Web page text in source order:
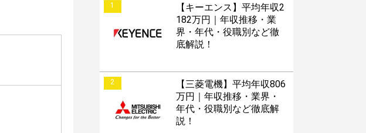
1
【キーエンス】平均年収2
182万円｜年収推移・業
界・年代・役職別など徹
底解説！
2
【三菱電機】平均年収806
万円｜年収推移・業界・
年代・役職別など徹底解
説！